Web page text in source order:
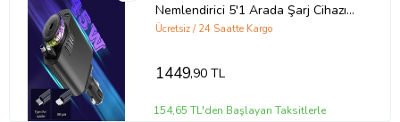
Nemlendirici 5'1 Arada Şarj Cihazı
Araç İçi Çakmaklık Şarj Aleti
Ücretsiz / 24 Saatte Kargo
1449,90 TL
154,65 TL'den Başlayan Taksitlerle